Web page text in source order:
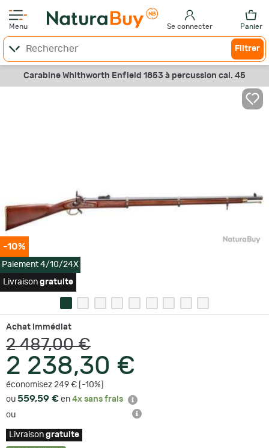
Menu Se connecter Panier
Filtrer
Carabine Whithworth Enfield 1853 à percussion cal. 45
-10%
Paiement 4/10/24X
Livraison gratuite
Achat immédiat
2 487,00 €
2 238,30 €
économisez 249 € [-10%]
ou 559,59 € en 4x sans frais
ou
Livraison gratuite